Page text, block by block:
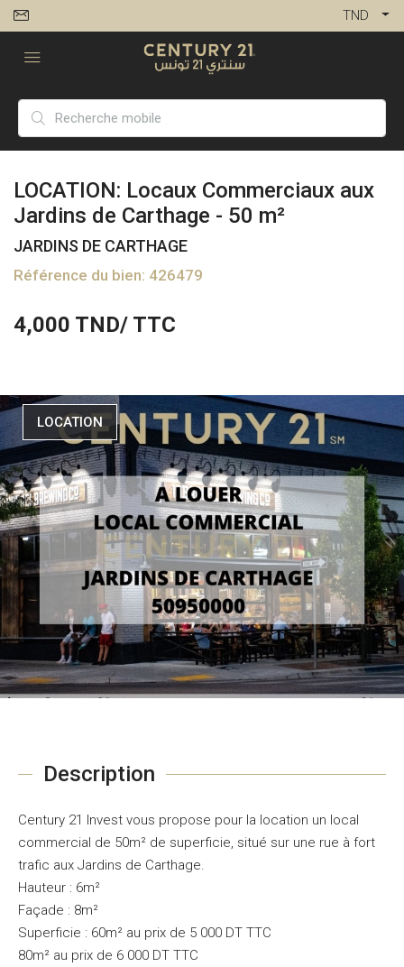
TND
LOCATION: Locaux Commerciaux aux
Jardins de Carthage - 50 m²
JARDINS DE CARTHAGE
Référence du bien: 426479
4,000 TND/ TTC
LOCATION
Description
Century 21 Invest vous propose pour la location un local
commercial de 50m² de superficie, situé sur une rue à fort
trafic aux Jardins de Carthage.
Hauteur : 6m²
Façade : 8m²
Superficie : 60m² au prix de 5 000 DT TTC
80m² au prix de 6 000 DT TTC